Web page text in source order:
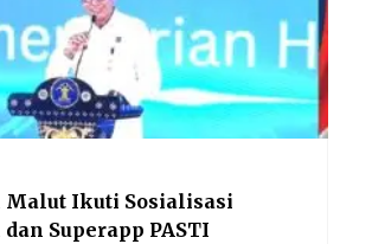
Malut Ikuti Sosialisasi
Superapp PASTI